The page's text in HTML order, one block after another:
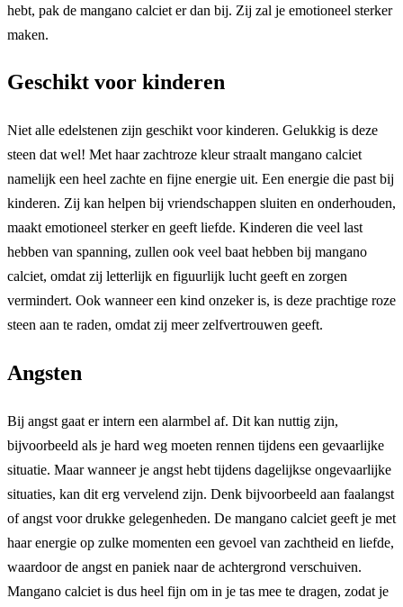
hebt, pak de mangano calciet er dan bij. Zij zal je emotioneel sterker
maken.
Geschikt voor kinderen
Niet alle edelstenen zijn geschikt voor kinderen. Gelukkig is deze
steen dat wel! Met haar zachtroze kleur straalt mangano calciet
namelijk een heel zachte en fijne energie uit. Een energie die past bij
kinderen. Zij kan helpen bij vriendschappen sluiten en onderhouden,
maakt emotioneel sterker en geeft liefde. Kinderen die veel last
hebben van spanning, zullen ook veel baat hebben bij mangano
calciet, omdat zij letterlijk en figuurlijk lucht geeft en zorgen
vermindert. Ook wanneer een kind onzeker is, is deze prachtige roze
steen aan te raden, omdat zij meer zelfvertrouwen geeft.
Angsten
Bij angst gaat er intern een alarmbel af. Dit kan nuttig zijn,
bijvoorbeeld als je hard weg moeten rennen tijdens een gevaarlijke
situatie. Maar wanneer je angst hebt tijdens dagelijkse ongevaarlijke
situaties, kan dit erg vervelend zijn. Denk bijvoorbeeld aan faalangst
of angst voor drukke gelegenheden. De mangano calciet geeft je met
haar energie op zulke momenten een gevoel van zachtheid en liefde,
waardoor de angst en paniek naar de achtergrond verschuiven.
Mangano calciet is dus heel fijn om in je tas mee te dragen, zodat je